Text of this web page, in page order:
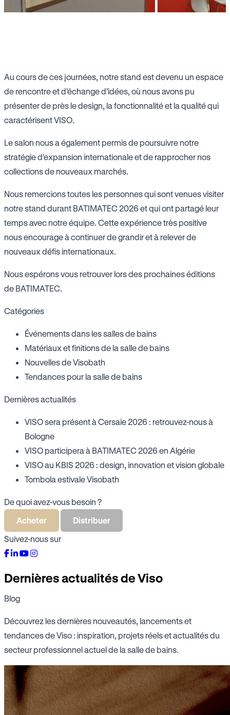
Au cours de ces journées, notre stand est devenu un espace
de rencontre et d’échange d’idées, où nous avons pu
présenter de près le design, la fonctionnalité et la qualité qui
caractérisent VISO.
Le salon nous a également permis de poursuivre notre
stratégie d’expansion internationale et de rapprocher nos
collections de nouveaux marchés.
Nous remercions toutes les personnes qui sont venues visiter
notre stand durant BATIMATEC 2026 et qui ont partagé leur
temps avec notre équipe. Cette expérience très positive
nous encourage à continuer de grandir et à relever de
nouveaux défis internationaux.
Nous espérons vous retrouver lors des prochaines éditions
de BATIMATEC.
Catégories
Événements dans les salles de bains
Matériaux et finitions de la salle de bains
Nouvelles de Visobath
Tendances pour la salle de bains
Dernières actualités
VISO sera présent à Cersaie 2026 : retrouvez-nous à
Bologne
VISO participera à BATIMATEC 2026 en Algérie
VISO au KBIS 2026 : design, innovation et vision globale
Tombola estivale Visobath
De quoi avez-vous besoin ?
Acheter
Distribuer
Suivez-nous sur
Dernières actualités de Viso
Blog
Découvrez les dernières nouveautés, lancements et
tendances de Viso : inspiration, projets réels et actualités du
secteur professionnel actuel de la salle de bains.